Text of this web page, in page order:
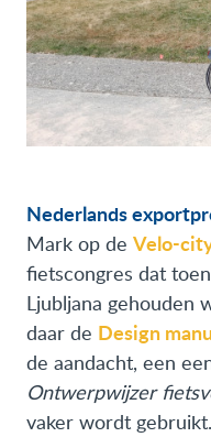
Nederlands
Mark op de Velo-
fietscongres dat
Ljubljana gehouden
daar de Design
de aandacht, een
Ontwerpwijzer
vaker wordt gebruikt.